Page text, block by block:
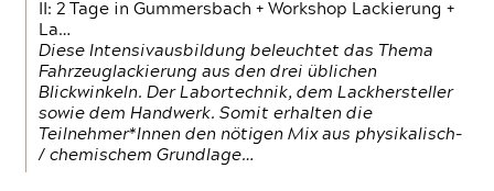
II: 2 Tage in Gummersbach + Workshop Lackierung +
La…
Diese Intensivausbildung beleuchtet das Thema
Fahrzeuglackierung aus den drei üblichen
Blickwinkeln. Der Labortechnik, dem Lackhersteller
sowie dem Handwerk. Somit erhalten die
Teilnehmer*Innen den nötigen Mix aus physikalisch-
/ chemischem Grundlage…